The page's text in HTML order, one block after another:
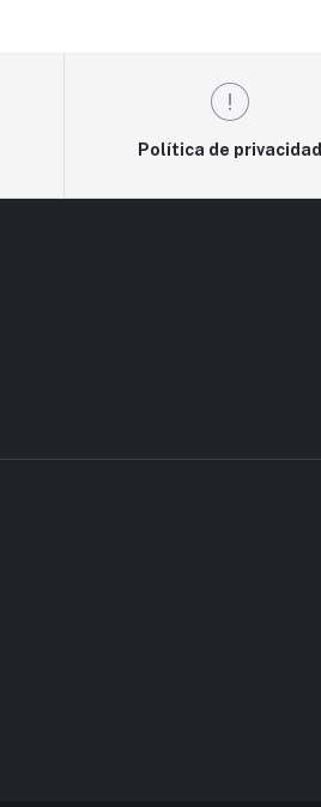
Política de privacidad